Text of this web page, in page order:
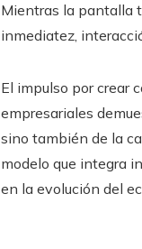
Mientras la pantalla
inmediatez,
El impulso por crear
empresariales
sino también de la
modelo que integra
en la evolución del